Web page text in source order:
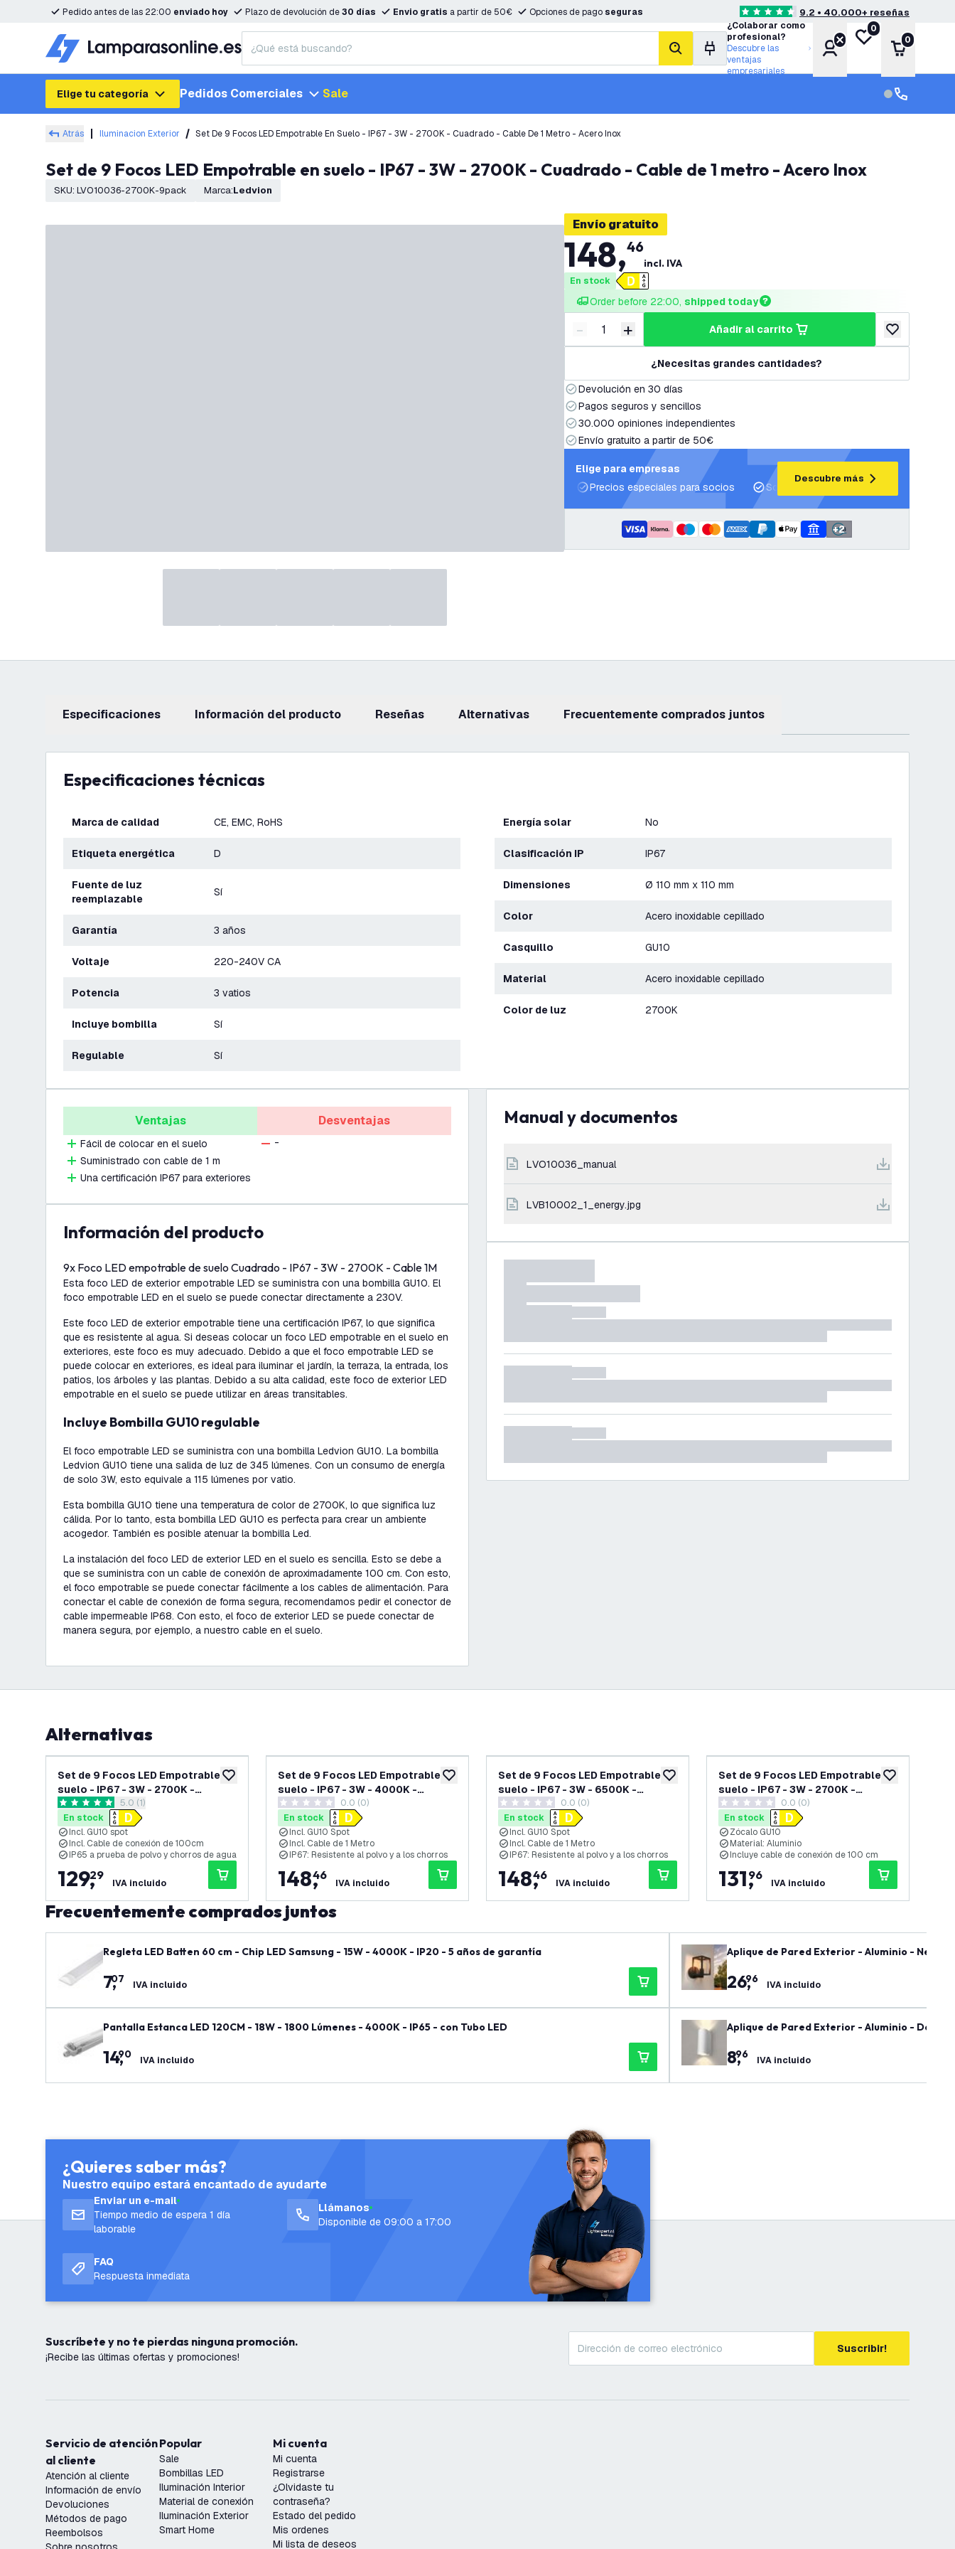
Pedido antes de las 22:00 enviado hoy Plazo de devolución de30 días Envio gratis a partir de 50€ Opciones de pago seguras 4.6 estrellas de puntuación
9.2 • 40.000+ reseñas
buscar
¿Colaborar como
profesional?
Descubre las
ventajas
empresariales
Cuenta
Mi lista de deseos
0
Carrito
0
Elige tu categoría Pedidos Comerciales Sale Servicio al
Servicio al
Atrás Iluminacion Exterior Set De 9 Focos LED Empotrable En Suelo - IP67 - 3W - 2700K - Cuadrado - Cable De 1 Metro - Acero Inox
Set de 9 Focos LED Empotrable en suelo - IP67 - 3W - 2700K - Cuadrado - Cable de 1 metro - Acero Inox
SKU: LVO10036-2700K-9pack Marca: Ledvion
Envío gratuito
148,46
incl. IVA
En stock
Order before 22:00, shipped today
Disminuir cantidad
- Aumentar cantidad
+ añadir al carrito
añadir a lista
¿Necesitas grandes cantidades?
Devolución en 30 días
Pagos seguros y sencillos
30.000 opiniones independientes
Envío gratuito a partir de 50€
Elige para empresas
Precios especiales para socios
Soporte para proyectos y planes de
Descubre más
+2
Especificaciones información del producto reseñas Alternativas Frecuentemente comprados juntos
Especificaciones técnicas
Marca de calidad CE, EMC, RoHS
Etiqueta energética D
Fuente de luz
reemplazable
Sí
Garantía 3 años
Voltaje 220-240V CA
Potencia 3 vatios
Incluye bombilla Sí
Regulable Sí
Energía solar No
Clasificación IP IP67
Dimensiones Ø 110 mm x 110 mm
Color Acero inoxidable cepillado
Casquillo GU10
Material Acero inoxidable cepillado
Color de luz 2700K
Ventajas
Fácil de colocar en el suelo
Suministrado con cable de 1 m
Una certificación IP67 para exteriores
Desventajas
-
información del producto
9x Foco LED empotrable de suelo Cuadrado - IP67 - 3W - 2700K - Cable 1M
Esta foco LED de exterior empotrable LED se suministra con una bombilla GU10. El
foco empotrable LED en el suelo se puede conectar directamente a 230V.
Este foco LED de exterior empotrable tiene una certificación IP67, lo que significa
que es resistente al agua. Si deseas colocar un foco LED empotrable en el suelo en
exteriores, este foco es muy adecuado. Debido a que el foco empotrable LED se
puede colocar en exteriores, es ideal para iluminar el jardín, la terraza, la entrada, los
patios, los árboles y las plantas. Debido a su alta calidad, este foco de exterior LED
empotrable en el suelo se puede utilizar en áreas transitables.
Incluye Bombilla GU10 regulable
El foco empotrable LED se suministra con una bombilla Ledvion GU10. La bombilla
Ledvion GU10 tiene una salida de luz de 345 lúmenes. Con un consumo de energía
de solo 3W, esto equivale a 115 lúmenes por vatio.
Esta bombilla GU10 tiene una temperatura de color de 2700K, lo que significa luz
cálida. Por lo tanto, esta bombilla LED GU10 es perfecta para crear un ambiente
acogedor. También es posible atenuar la bombilla Led.
La instalación del foco LED de exterior LED en el suelo es sencilla. Esto se debe a
que se suministra con un cable de conexión de aproximadamente 100 cm. Con esto,
el foco empotrable se puede conectar fácilmente a los cables de alimentación. Para
conectar el cable de conexión de forma segura, recomendamos pedir el conector de
cable impermeable IP68. Con esto, el foco de exterior LED se puede conectar de
manera segura, por ejemplo, a nuestro cable en el suelo.
Manual y documentos
LVO10036_manual
LVB10002_1_energy.jpg
Alternativas
añadir a lista de deseos
Set de 9 Focos LED Empotrable en
suelo - IP67 - 3W - 2700K -
Redondo - Cable de 1 metro -
Acero Inox
abrir el panel de reseñas
5 estrellas de puntuación
5.0 (1)
En stock
Incl. GU10 spot
Incl. Cable de conexión de 100cm
IP65 a prueba de polvo y chorros de agua
129,
29
IVA incluido
añadir a lista de deseos
Set de 9 Focos LED Empotrable en
suelo - IP67 - 3W - 4000K -
Cuadrado - Cable de 1 metro -
Acero Inox
0 estrellas de puntuación
0.0 (0)
En stock
Incl. GU10 Spot
Incl. Cable de 1 Metro
IP67: Resistente al polvo y a los chorros
148,
46
IVA incluido
añadir a lista de deseos
Set de 9 Focos LED Empotrable en
suelo - IP67 - 3W - 6500K -
Cuadrado - Cable de 1 metro -
Acero Inox
0 estrellas de puntuación
0.0 (0)
En stock
Incl. GU10 Spot
Incl. Cable de 1 Metro
IP67: Resistente al polvo y a los chorros
148,
46
IVA incluido
añadir a lista
Set de 9 Focos LED Empotrable en
suelo - IP67 - 3W - 2700K -
Redondo - Cable de 1 metro -
Negro
0 estrellas de puntuación
0.0 (0)
En stock
Zócalo GU10
Material: Aluminio
Incluye cable de conexión de 100 cm
131,
96
IVA incluido
Frecuentemente comprados juntos
Regleta LED Batten 60 cm - Chip LED Samsung - 15W - 4000K - IP20 - 5 años de garantía
7,
07 IVA incluido
Pantalla Estanca LED 120CM - 18W - 1800 Lúmenes - 4000K - IP65 - con Tubo LED
14,
90 IVA incluido
Aplique de Pared Exterior - Aluminio - Negro
26,
96 IVA incluido
Aplique de Pared Exterior - Aluminio - Doble
8,
96 IVA incluido
¿Quieres saber más?
Nuestro equipo estará encantado de ayudarte
Enviar un e-mail
Tiempo medio de espera 1 día
laborable
Llámanos
Disponible de 09:00 a 17:00
FAQ
Respuesta inmediata
Suscríbete y no te pierdas ninguna promoción.
¡Recibe las últimas ofertas y promociones!
Suscribir!
Servicio de atención
al cliente
Atención al cliente
Información de envío
Devoluciones
Métodos de pago
Reembolsos
Popular
Sale
Bombillas LED
Iluminación Interior
Material de conexión
Iluminación Exterior
Smart Home
Mi cuenta
Mi cuenta
Registrarse
¿Olvidaste tu
contraseña?
Estado del pedido
Mis ordenes
Mi lista de deseos